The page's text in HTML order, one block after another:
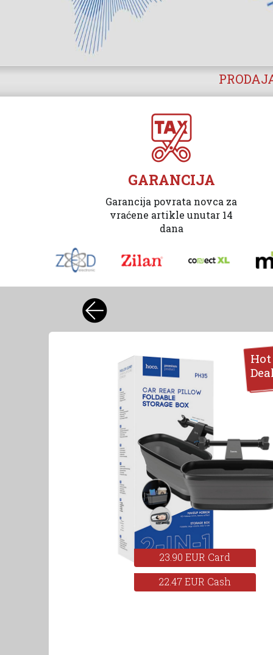
GARANCIJA
Garancija povrata novca za
vraćene artikle unutar 14
dana
Hot
23.90 EUR Card
22.47 EUR Cash